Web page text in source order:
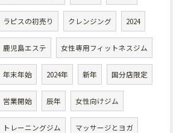
ラピスの初売り クレンジング 2024
鹿児島エステ 女性専用フィットネスジム
年末年始 2024年 新年 国分店限定
営業開始 辰年 女性向けジム
トレーニングジム マッサージとヨガ